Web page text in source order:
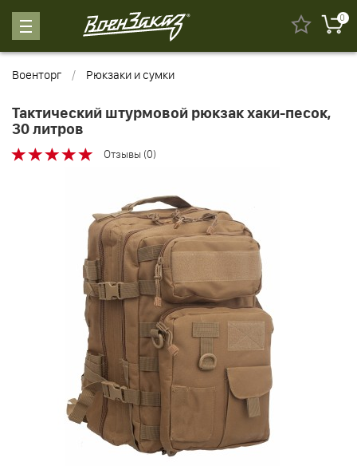
0
Военторг Рюкзаки и сумки
Тактический штурмовой рюкзак хаки-песок,
30 литров
Отзывы (0)